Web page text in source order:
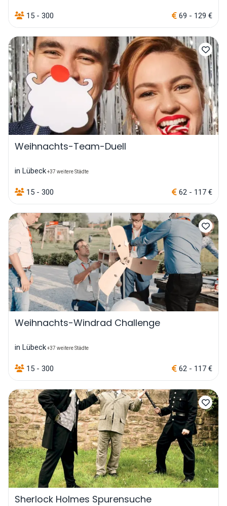
15 - 300 69 - 129 €
Weihnachts-Team-Duell
in Lübeck+37 weitere Städte
15 - 300 62 - 117 €
Weihnachts-Windrad Challenge
in Lübeck+37 weitere Städte
15 - 300 62 - 117 €
Sherlock Holmes Spurensuche